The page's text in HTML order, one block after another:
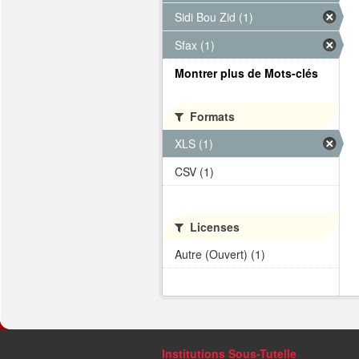
Sidi Bou Zid (1)
Sfax (1)
Montrer plus de Mots-clés
Formats
XLS (1)
CSV (1)
Licenses
Autre (Ouvert) (1)
Institutions Sous-Tutelle